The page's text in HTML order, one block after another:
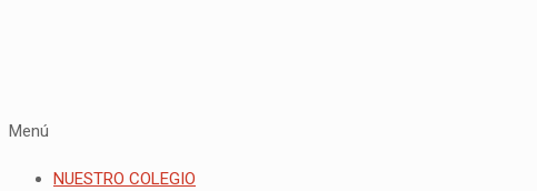
Menú
NUESTRO COLEGIO